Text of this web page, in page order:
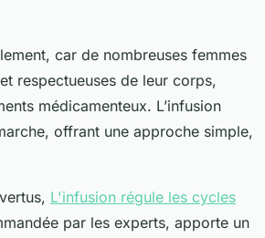
car de nombreuses femmes
respectueuses de leur corps,
médicamenteux. L’infusion
offrant une approche simple,
L'infusion régule les cycles
par les experts, apporte un